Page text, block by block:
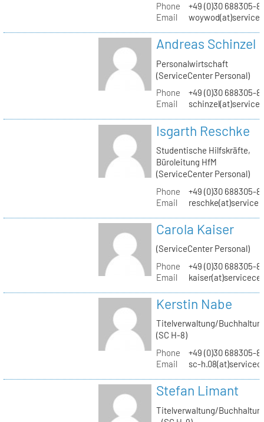
Phone
+49 (0)30 688305-
Email
Andreas Schinzel
Personalwirtschaft
(ServiceCenter Personal)
Phone
+49 (0)30 688305-
Email
Isgarth Reschke
Studentische Hilfskräfte,
Büroleitung HfM
(ServiceCenter Personal)
Phone
+49 (0)30 688305-
Email
Carola Kaiser
(ServiceCenter Personal)
Phone
+49 (0)30 688305-
Email
Kerstin Nabe
Titelverwaltung/
(SC H-8)
Phone
+49 (0)30 688305-
Email
sc-
Stefan Limant
Titelverwaltung/